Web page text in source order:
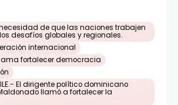
de que las naciones trabajen
desafíos globales y regionales.
internacional
fortalecer democracia
El dirigente político dominicano
llamó a fortalecer la